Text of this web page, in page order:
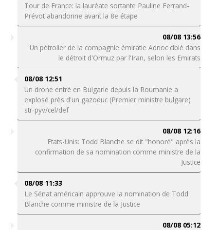
Tour de France: la lauréate sortante Pauline Ferrand-
Prévot abandonne avant la 8e étape
08/08 13:56
Un pétrolier de la compagnie émiratie Adnoc ciblé dans
le détroit d'Ormuz par l'Iran, selon les Emirats
08/08 12:51
Un drone entré en Bulgarie depuis la Roumanie a
explosé près d'un gazoduc (Premier ministre bulgare)
str-pyv/cel/def
08/08 12:16
Etats-Unis: Todd Blanche se dit "honoré" après la
confirmation de sa nomination comme ministre de la
Justice
08/08 11:33
Le Sénat américain approuve la nomination de Todd
Blanche comme ministre de la Justice
08/08 05:12